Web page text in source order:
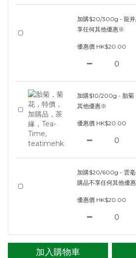
加購$20/300g - 龍
享任何其他優惠※
優惠價 HK$20.00
加購$10/200g - 胎菊
其他優惠※
優惠價 HK$20.00
加購$20/600g - 雲
購品不享任何其他優
優惠價 HK$20.00
加入購物車